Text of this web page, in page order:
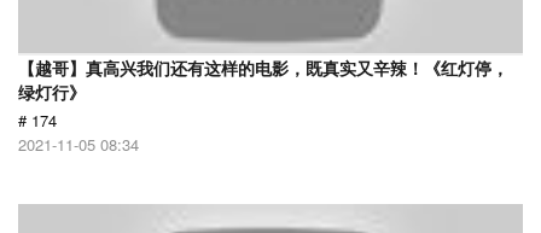
【越哥】真高兴我们还有这样的电影，既真实又辛辣！《红灯停，
绿灯行》
# 174
2021-11-05 08:34